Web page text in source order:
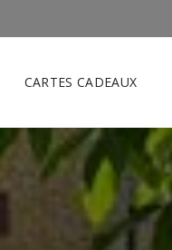
CARTES CADEAUX